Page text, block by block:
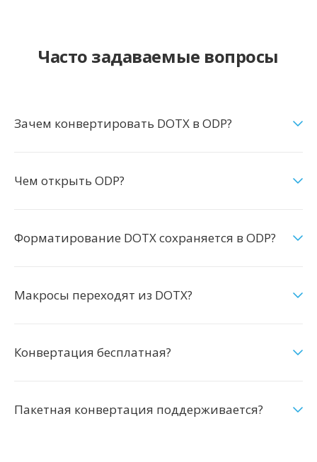
Часто задаваемые вопросы
Зачем конвертировать DOTX в ODP?
Чем открыть ODP?
Форматирование DOTX сохраняется в ODP?
Макросы переходят из DOTX?
Конвертация бесплатная?
Пакетная конвертация поддерживается?